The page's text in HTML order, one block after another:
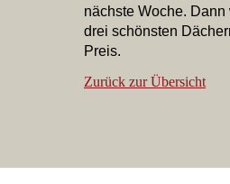
nächste Woche. Dann
drei schönsten
Preis.
Zurück zur Übersicht